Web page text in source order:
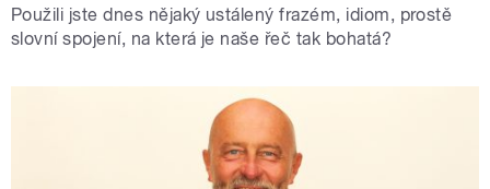
Použili jste dnes nějaký ustálený frazém, idiom, prostě
slovní spojení, na která je naše řeč tak bohatá?